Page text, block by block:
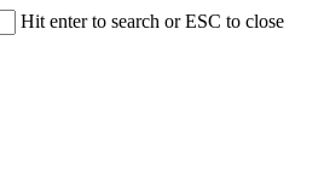
Hit enter to search or ESC to close